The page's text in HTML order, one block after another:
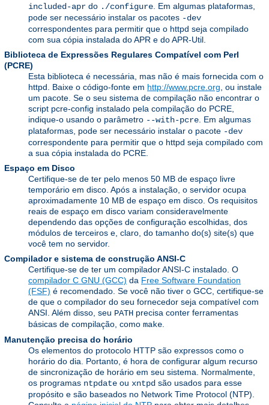
included-apr do ./configure. Em algumas plataformas,
pode ser necessário instalar os pacotes -dev
correspondentes para permitir que o httpd seja compilado
com sua cópia instalada do APR e do APR-Util.
Biblioteca de Expressões Regulares Compatível com Perl
(PCRE)
Esta biblioteca é necessária, mas não é mais fornecida com o
httpd. Baixe o código-fonte em http://www.pcre.org, ou instale
um pacote. Se o seu sistema de compilação não encontrar o
script pcre-config instalado pela compilação do PCRE,
indique-o usando o parâmetro --with-pcre. Em algumas
plataformas, pode ser necessário instalar o pacote -dev
correspondente para permitir que o httpd seja compilado com
a sua cópia instalada do PCRE.
Espaço em Disco
Certifique-se de ter pelo menos 50 MB de espaço livre
temporário em disco. Após a instalação, o servidor ocupa
aproximadamente 10 MB de espaço em disco. Os requisitos
reais de espaço em disco variam consideravelmente
dependendo das opções de configuração escolhidas, dos
módulos de terceiros e, claro, do tamanho do(s) site(s) que
você tem no servidor.
Compilador e sistema de construção ANSI-C
Certifique-se de ter um compilador ANSI-C instalado. O
compilador C GNU (GCC) da Free Software Foundation
(FSF) é recomendado. Se você não tiver o GCC, certifique-se
de que o compilador do seu fornecedor seja compatível com
ANSI. Além disso, seu PATH precisa conter ferramentas
básicas de compilação, como make.
Manutenção precisa do horário
Os elementos do protocolo HTTP são expressos como o
horário do dia. Portanto, é hora de configurar algum recurso
de sincronização de horário em seu sistema. Normalmente,
os programas ntpdate ou xntpd são usados ​​para esse
propósito e são baseados no Network Time Protocol (NTP).